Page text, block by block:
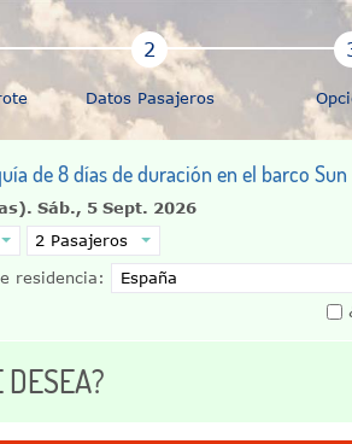
Datos Pasajeros
de 8 días de duración en el barco
Sáb., 5 Sept. 2026
residencia: